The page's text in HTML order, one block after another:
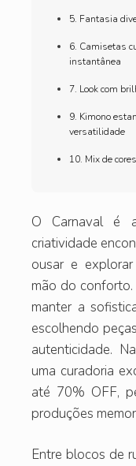
5. Fantasia
6. Camisetas
instantânea
7. Look com
9. Kimono
versatilidade
10. Mix de
O Carnaval é
criatividade
ousar e
mão do
manter a
escolhendo
autenticidade.
uma curadoria
até 70% OFF,
produções
Entre blocos de